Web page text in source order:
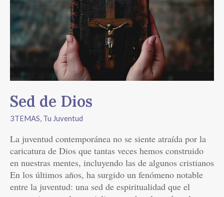
Sed de Dios
3TEMAS Tu Juventud
La juventud contemporánea no se siente atraída por la
caricatura de Dios que tantas veces hemos construido
en nuestras mentes, incluyendo las de algunos cristianos
En los últimos años, ha surgido un fenómeno notable
entre la juventud: una sed de espiritualidad que el
Dios